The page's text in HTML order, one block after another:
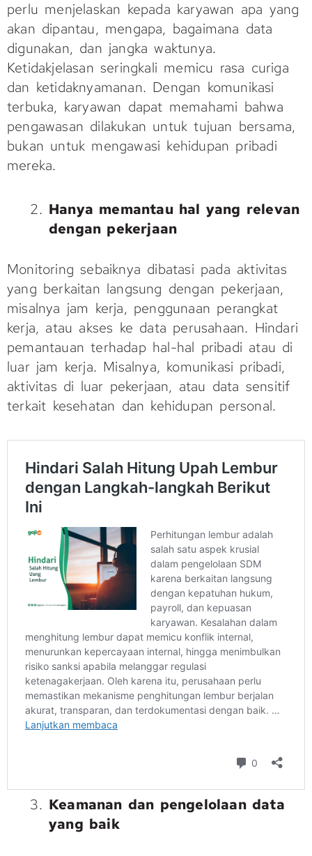
perlu menjelaskan kepada karyawan apa yang
akan dipantau, mengapa, bagaimana data
digunakan, dan jangka waktunya.
Ketidakjelasan seringkali memicu rasa curiga
dan ketidaknyamanan. Dengan komunikasi
terbuka, karyawan dapat memahami bahwa
pengawasan dilakukan untuk tujuan bersama,
bukan untuk mengawasi kehidupan pribadi
mereka.
Hanya memantau hal yang relevan
dengan pekerjaan
Monitoring sebaiknya dibatasi pada aktivitas
yang berkaitan langsung dengan pekerjaan,
misalnya jam kerja, penggunaan perangkat
kerja, atau akses ke data perusahaan. Hindari
pemantauan terhadap hal-hal pribadi atau di
luar jam kerja. Misalnya, komunikasi pribadi,
aktivitas di luar pekerjaan, atau data sensitif
terkait kesehatan dan kehidupan personal.
Keamanan dan pengelolaan data
yang baik